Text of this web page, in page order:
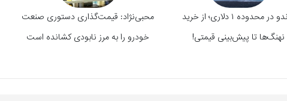
اوندو در محدوده ۱ دلاری؛ از خرید
نهنگ‌ها تا پیش‌بینی قیمتی!
محبی‌نژاد: قیمت‌گذاری دستوری صنعت
خودرو را به مرز نابودی کشانده است